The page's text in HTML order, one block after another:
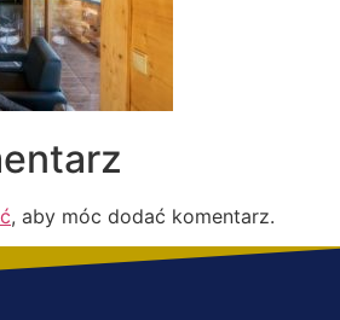
, aby móc dodać komentarz.